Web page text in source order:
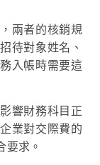
兩者的核銷規
待對象姓名、
入帳時需要這
響財務科目正
業對交際費的
要求。